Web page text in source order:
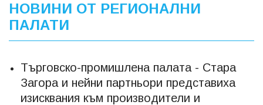
НОВИНИ ОТ РЕГИОНАЛНИ
ПАЛАТИ
Търговско-промишлена палата - Стара
Загора и нейни партньори представиха
изисквания към производители и